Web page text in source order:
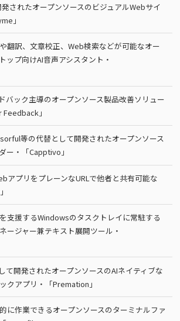
されたオープンソースのビジュアルWebサイ
」
翻訳、文章校正、Web検索などが可能なオー
ップ向けAI音声アシスタント・
バック主導のオープンソース製品改善ソリュー
」
等の代替として開発されたオープンソース
ー・「Capptivo」
アプリをプレーンなURLで他者と共有可能な
支援するWindowsのタスクトレイに常駐する
ージャー兼テキスト展開ツール・
開発されたオープンソースのAIネイティブな
クアプリ・「Premation」
に作業できるオープンソースのターミナルファ